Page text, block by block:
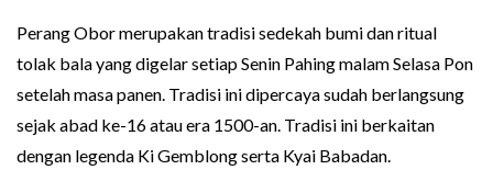
Perang Obor merupakan tradisi sedekah bumi dan ritual
tolak bala yang digelar setiap Senin Pahing malam Selasa Pon
setelah masa panen. Tradisi ini dipercaya sudah berlangsung
sejak abad ke-16 atau era 1500-an. Tradisi ini berkaitan
dengan legenda Ki Gemblong serta Kyai Babadan.